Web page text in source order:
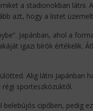
a stadionokban látni.
azt, hogy a listet
Japánban, ahol a
igazi bírók értékelik.
Alig látni Japánban
sporteszközüktől.
cipőben, pedig